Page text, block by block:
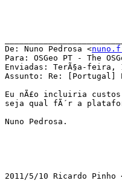
De: Nuno Pedrosa <
Para: OSGeo PT - The
Enviadas: TerÃ§a-feira,
Assunto: Re:
Eu nÃ£o incluiria
seja qual fÃ´r a
Nuno Pedrosa.
2011/5/10 Ricardo Pinho